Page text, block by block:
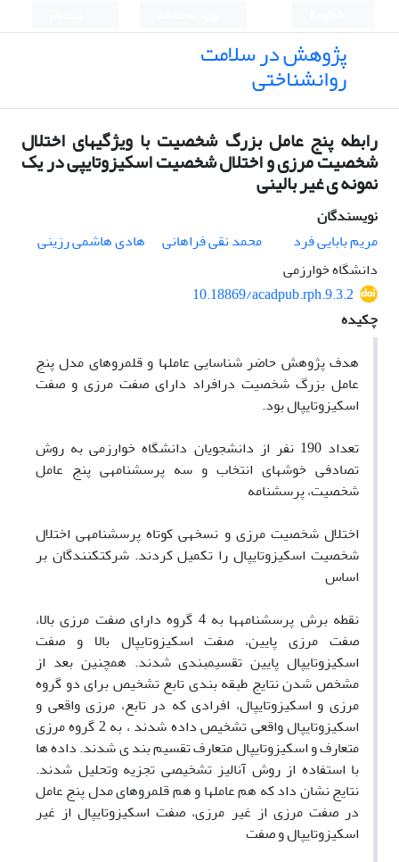
پژوهش در سلامت
روانشناختی
رابطه پنج عامل بزرگ شخصیت با ویژگیهای اختلال
شخصیت مرزی و اختلال شخصیت اسکیزوتایپی در یک
نمونه ی غیر بالینی
نویسندگان
مریم بابایی فرد
محمد نقی فراهانی
هادی هاشمی رزینی
دانشگاه خوارزمی
10.18869/acadpub.rph.9.3.2
چکیده
هدف پژوهش حاضر شناسایی عاملها و قلمروهای مدل پنج
عامل بزرگ شخصیت درافراد دارای صفت مرزی و صفت
اسکیزوتایپال بود.
تعداد 190 نفر از دانشجویان دانشگاه خوارزمی به روش
تصادفی خوشهای انتخاب و سه پرسشنامهی پنج عامل
شخصیت، پرسشنامه
اختلال شخصیت مرزی و نسخهی کوتاه پرسشنامهی اختلال
شخصیت اسکیزوتایپال را تکمیل کردند. شرکتکنندگان بر
اساس
نقطه برش پرسشنامهها به 4 گروه دارای صفت مرزی بالا،
صفت مرزی پایین، صفت اسکیزوتایپال بالا و صفت
اسکیزوتایپال پایین تقسیمبندی شدند. همچنین بعد از
مشخص شدن نتایج طبقه بندی تابع تشخیص برای دو گروه
مرزی و اسکیزوتایپال، افرادی که در تابع، مرزی واقعی و
اسکیزوتایپال واقعی تشخیص داده شدند ، به 2 گروه مرزی
متعارف و اسکیزوتایپال متعارف تقسیم بند ی شدند. داده ها
با استفاده از روش آنالیز تشخیصی تجزیه وتحلیل شدند.
نتایج نشان داد که هم عاملها و هم قلمروهای مدل پنج عامل
در صفت مرزی از غیر مرزی، صفت اسکیزوتایپال از غیر
اسکیزوتایپال و صفت